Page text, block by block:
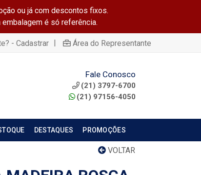
ou já com descontos fixos.
é só referência.
- Cadastrar | Área do Representante
Fale Conosco
(21) 3797-6700
(21) 97156-4050
DESTAQUES PROMOÇÕES
VOLTAR